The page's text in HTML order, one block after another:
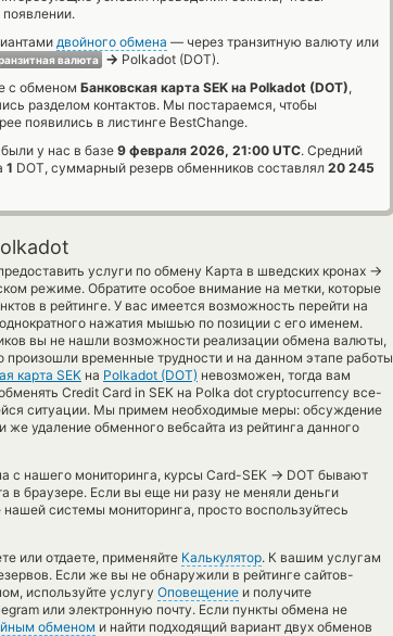
двойного обмена — через транзитную валюту или
валюта → Polkadot (DOT).
с обменом Банковская карта SEK на Polkadot (DOT),
разделом контактов. Мы постараемся, чтобы
появились в листинге BestChange.
у нас в базе 9 февраля 2026, 21:00 UTC. Средний
1 DOT, суммарный резерв обменников составлял 20 245
услуги по обмену Карта в шведских кронах →
режиме. Обратите особое внимание на метки, которые
в рейтинге. У вас имеется возможность перейти на
нажатия мышью по позиции с его именем.
вы не нашли возможности реализации обмена валюты,
произошли временные трудности и на данном этапе работы
карта SEK на Polkadot (DOT) невозможен, тогда вам
Credit Card in SEK на Polka dot cryptocurrency все-
ситуации. Мы примем необходимые меры: обсуждение
удаление обменного вебсайта из рейтинга данного
с нашего мониторинга, курсы Card-SEK → DOT бывают
в браузере. Если вы еще ни разу не меняли деньги
системы мониторинга, просто воспользуйтесь
или отдаете, применяйте Калькулятор. К вашим услугам
Если же вы не обнаружили в рейтинге сайтов-
используйте услугу Оповещение и получите
или электронную почту. Если пункты обмена не
обменом и найти подходящий вариант двух обменов